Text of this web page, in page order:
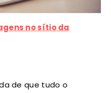
no sítio da
de que tudo o